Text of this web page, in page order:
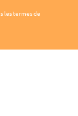
les termes de